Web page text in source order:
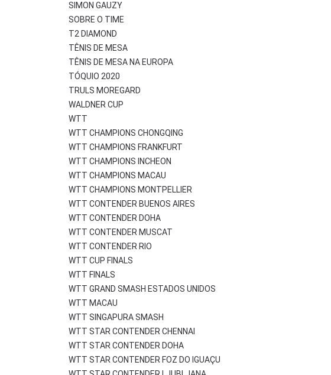
SIMON GAUZY
SOBRE O TIME
T2 DIAMOND
TÊNIS DE MESA
TÊNIS DE MESA NA EUROPA
TÓQUIO 2020
TRULS MOREGARD
WALDNER CUP
WTT
WTT CHAMPIONS CHONGQING
WTT CHAMPIONS FRANKFURT
WTT CHAMPIONS INCHEON
WTT CHAMPIONS MACAU
WTT CHAMPIONS MONTPELLIER
WTT CONTENDER BUENOS AIRES
WTT CONTENDER DOHA
WTT CONTENDER MUSCAT
WTT CONTENDER RIO
WTT CUP FINALS
WTT FINALS
WTT GRAND SMASH ESTADOS UNIDOS
WTT MACAU
WTT SINGAPURA SMASH
WTT STAR CONTENDER CHENNAI
WTT STAR CONTENDER DOHA
WTT STAR CONTENDER FOZ DO IGUAÇU